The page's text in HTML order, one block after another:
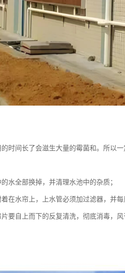
时间长了会滋生大量的霉菌和。所以
水全部换掉，并清理水池中的杂质；
在水帘上，上水管必须加过滤器，并每
要自上而下的反复清洗，彻底消毒，风